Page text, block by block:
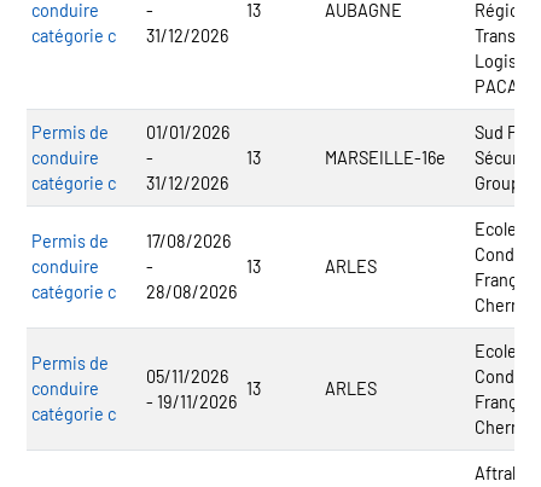
conduire
catégorie c
-
31/12/2026
13 AUBAGNE
Régional
PACA
Permis de
conduire
catégorie c
01/01/2026
-
31/12/2026
13 MARSEILLE-16e
Sud
Groupe
Permis de
conduire
catégorie c
17/08/2026
-
28/08/2026
13 ARLES
Ecole de
Cherri
Permis de
conduire
catégorie c
05/11/2026
- 19/11/2026
13 ARLES
Ecole de
Cherri
Aftral -